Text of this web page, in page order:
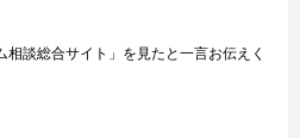
談総合サイト」を見たと一言お伝えく